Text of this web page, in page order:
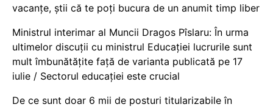
vacanţe, știi că te poți bucura de un anumit timp liber
Ministrul interimar al Muncii Dragos Pîslaru: În urma
ultimelor discuții cu ministrul Educației lucrurile sunt
mult îmbunătățite față de varianta publicată pe 17
iulie / Sectorul educației este crucial
De ce sunt doar 6 mii de posturi titularizabile în